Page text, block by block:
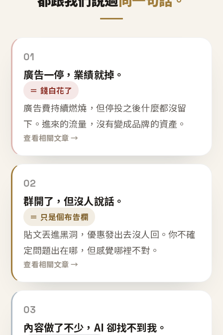
01
廣告一停，業績就掉。
＝ 錢白花了
廣告費持續燃燒，但停投之後什麼都沒留
下。進來的流量，沒有變成品牌的資產。
查看相關文章 →
02
群開了，但沒人說話。
＝ 只是個布告欄
貼文丟進黑洞，優惠發出去沒人回。你不確
定問題出在哪，但感覺哪裡不對。
查看相關文章 →
03
內容做了不少，AI 卻找不到我。